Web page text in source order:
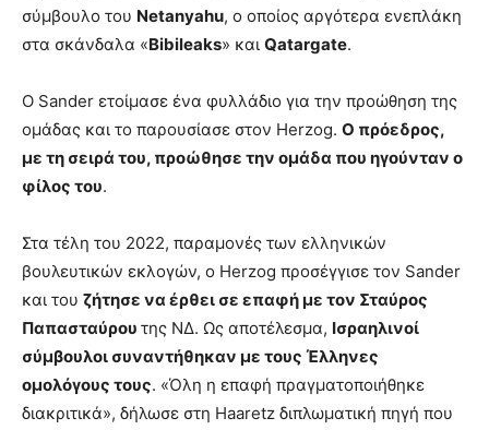
σύμβουλο του Netanyahu, ο οποίος αργότερα ενεπλάκη
στα σκάνδαλα «Bibileaks» και Qatargate.
Ο Sander ετοίμασε ένα φυλλάδιο για την προώθηση της
ομάδας και το παρουσίασε στον Herzog. Ο πρόεδρος,
με τη σειρά του, προώθησε την ομάδα που ηγούνταν ο
φίλος του.
Στα τέλη του 2022, παραμονές των ελληνικών
βουλευτικών εκλογών, ο Herzog προσέγγισε τον Sander
και του ζήτησε να έρθει σε επαφή με τον Σταύρος
Παπασταύρου της ΝΔ. Ως αποτέλεσμα, Ισραηλινοί
σύμβουλοι συναντήθηκαν με τους Έλληνες
ομολόγους τους. «Όλη η επαφή πραγματοποιήθηκε
διακριτικά», δήλωσε στη Haaretz διπλωματική πηγή που